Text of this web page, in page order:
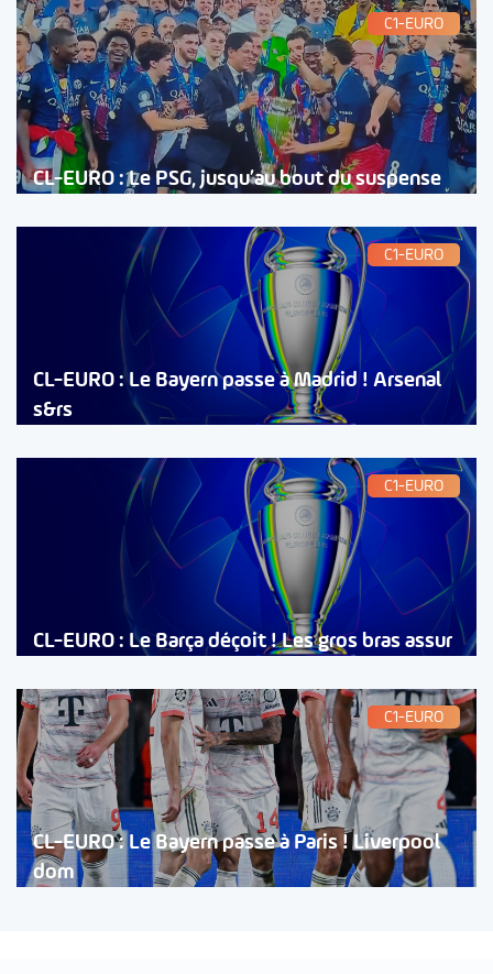
C1-EURO
CL-EURO : Le PSG, jusqu’au bout du suspense
C1-EURO
CL-EURO : Le Bayern passe à Madrid ! Arsenal
s&rs
C1-EURO
CL-EURO : Le Barça déçoit ! Les gros bras assur
C1-EURO
CL-EURO : Le Bayern passe à Paris ! Liverpool
dom